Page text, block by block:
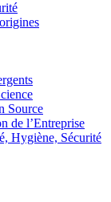
Source
de l’Entreprise
Hygiène, Sécurité